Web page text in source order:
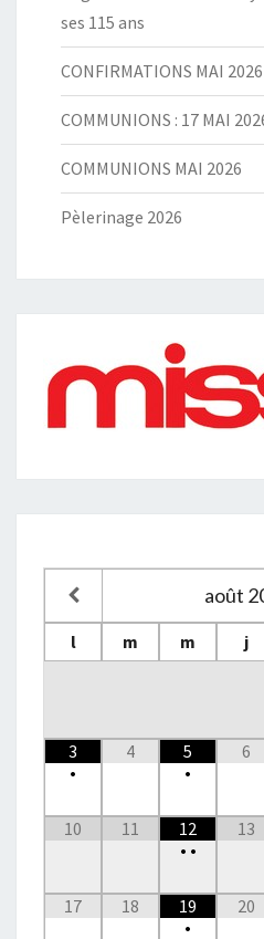
ses 115 ans
CONFIRMATIONS MAI 2026
COMMUNIONS : 17 MAI
COMMUNIONS MAI 2026
Pèlerinage 2026
août
l m m j
3
•
4
5
•
6
10 11
12
• •
13
17 18
19
•
20